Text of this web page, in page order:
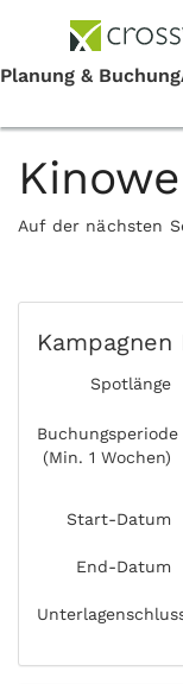
Auf der nächsten
Kampagnen
Spotlänge
Buchungsperiode
(Min. 1 Wochen)
Start-Datum
End-Datum